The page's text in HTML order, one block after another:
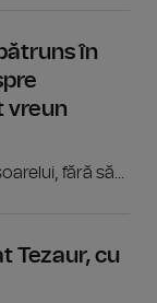
în
vreun
fără să...
Tezaur, cu